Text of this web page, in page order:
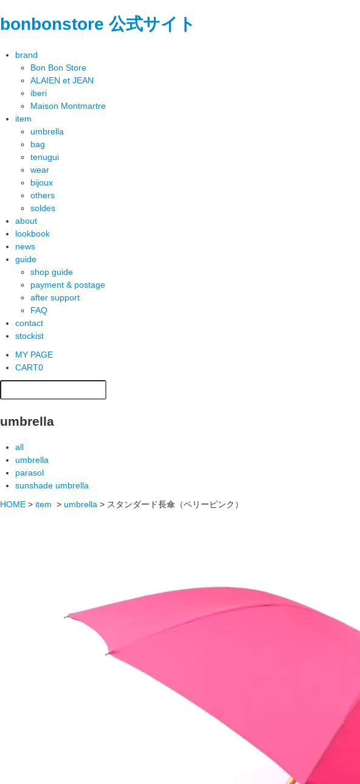
bonbonstore 公式サイト
brand
Bon Bon Store
ALAIEN et JEAN
iberi
Maison Montmartre
item
umbrella
bag
tenugui
wear
bijoux
others
soldes
about
lookbook
news
guide
shop guide
payment & postage
after support
FAQ
contact
stockist
MY PAGE
CART0
umbrella
all
umbrella
parasol
sunshade umbrella
HOME > item > umbrella > スタンダード長傘（ベリーピンク）